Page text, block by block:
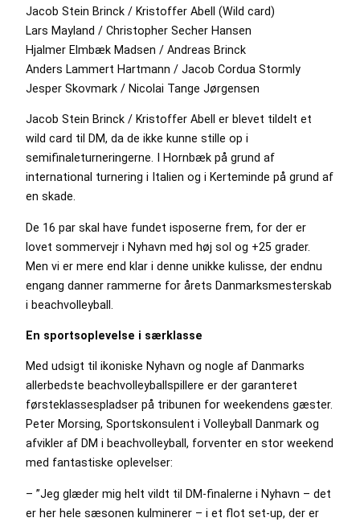
Jacob Stein Brinck / Kristoffer Abell (Wild card)
Lars Mayland / Christopher Secher Hansen
Hjalmer Elmbæk Madsen / Andreas Brinck
Anders Lammert Hartmann / Jacob Cordua Stormly
Jesper Skovmark / Nicolai Tange Jørgensen
Jacob Stein Brinck / Kristoffer Abell er blevet tildelt et
wild card til DM, da de ikke kunne stille op i
semifinaleturneringerne. I Hornbæk på grund af
international turnering i Italien og i Kerteminde på grund af
en skade.
De 16 par skal have fundet isposerne frem, for der er
lovet sommervejr i Nyhavn med høj sol og +25 grader.
Men vi er mere end klar i denne unikke kulisse, der endnu
engang danner rammerne for årets Danmarksmesterskab
i beachvolleyball.
En sportsoplevelse i særklasse
Med udsigt til ikoniske Nyhavn og nogle af Danmarks
allerbedste beachvolleyballspillere er der garanteret
førsteklassespladser på tribunen for weekendens gæster.
Peter Morsing, Sportskonsulent i Volleyball Danmark og
afvikler af DM i beachvolleyball, forventer en stor weekend
med fantastiske oplevelser:
– ”Jeg glæder mig helt vildt til DM-finalerne i Nyhavn – det
er her hele sæsonen kulminerer – i et flot set-up, der er